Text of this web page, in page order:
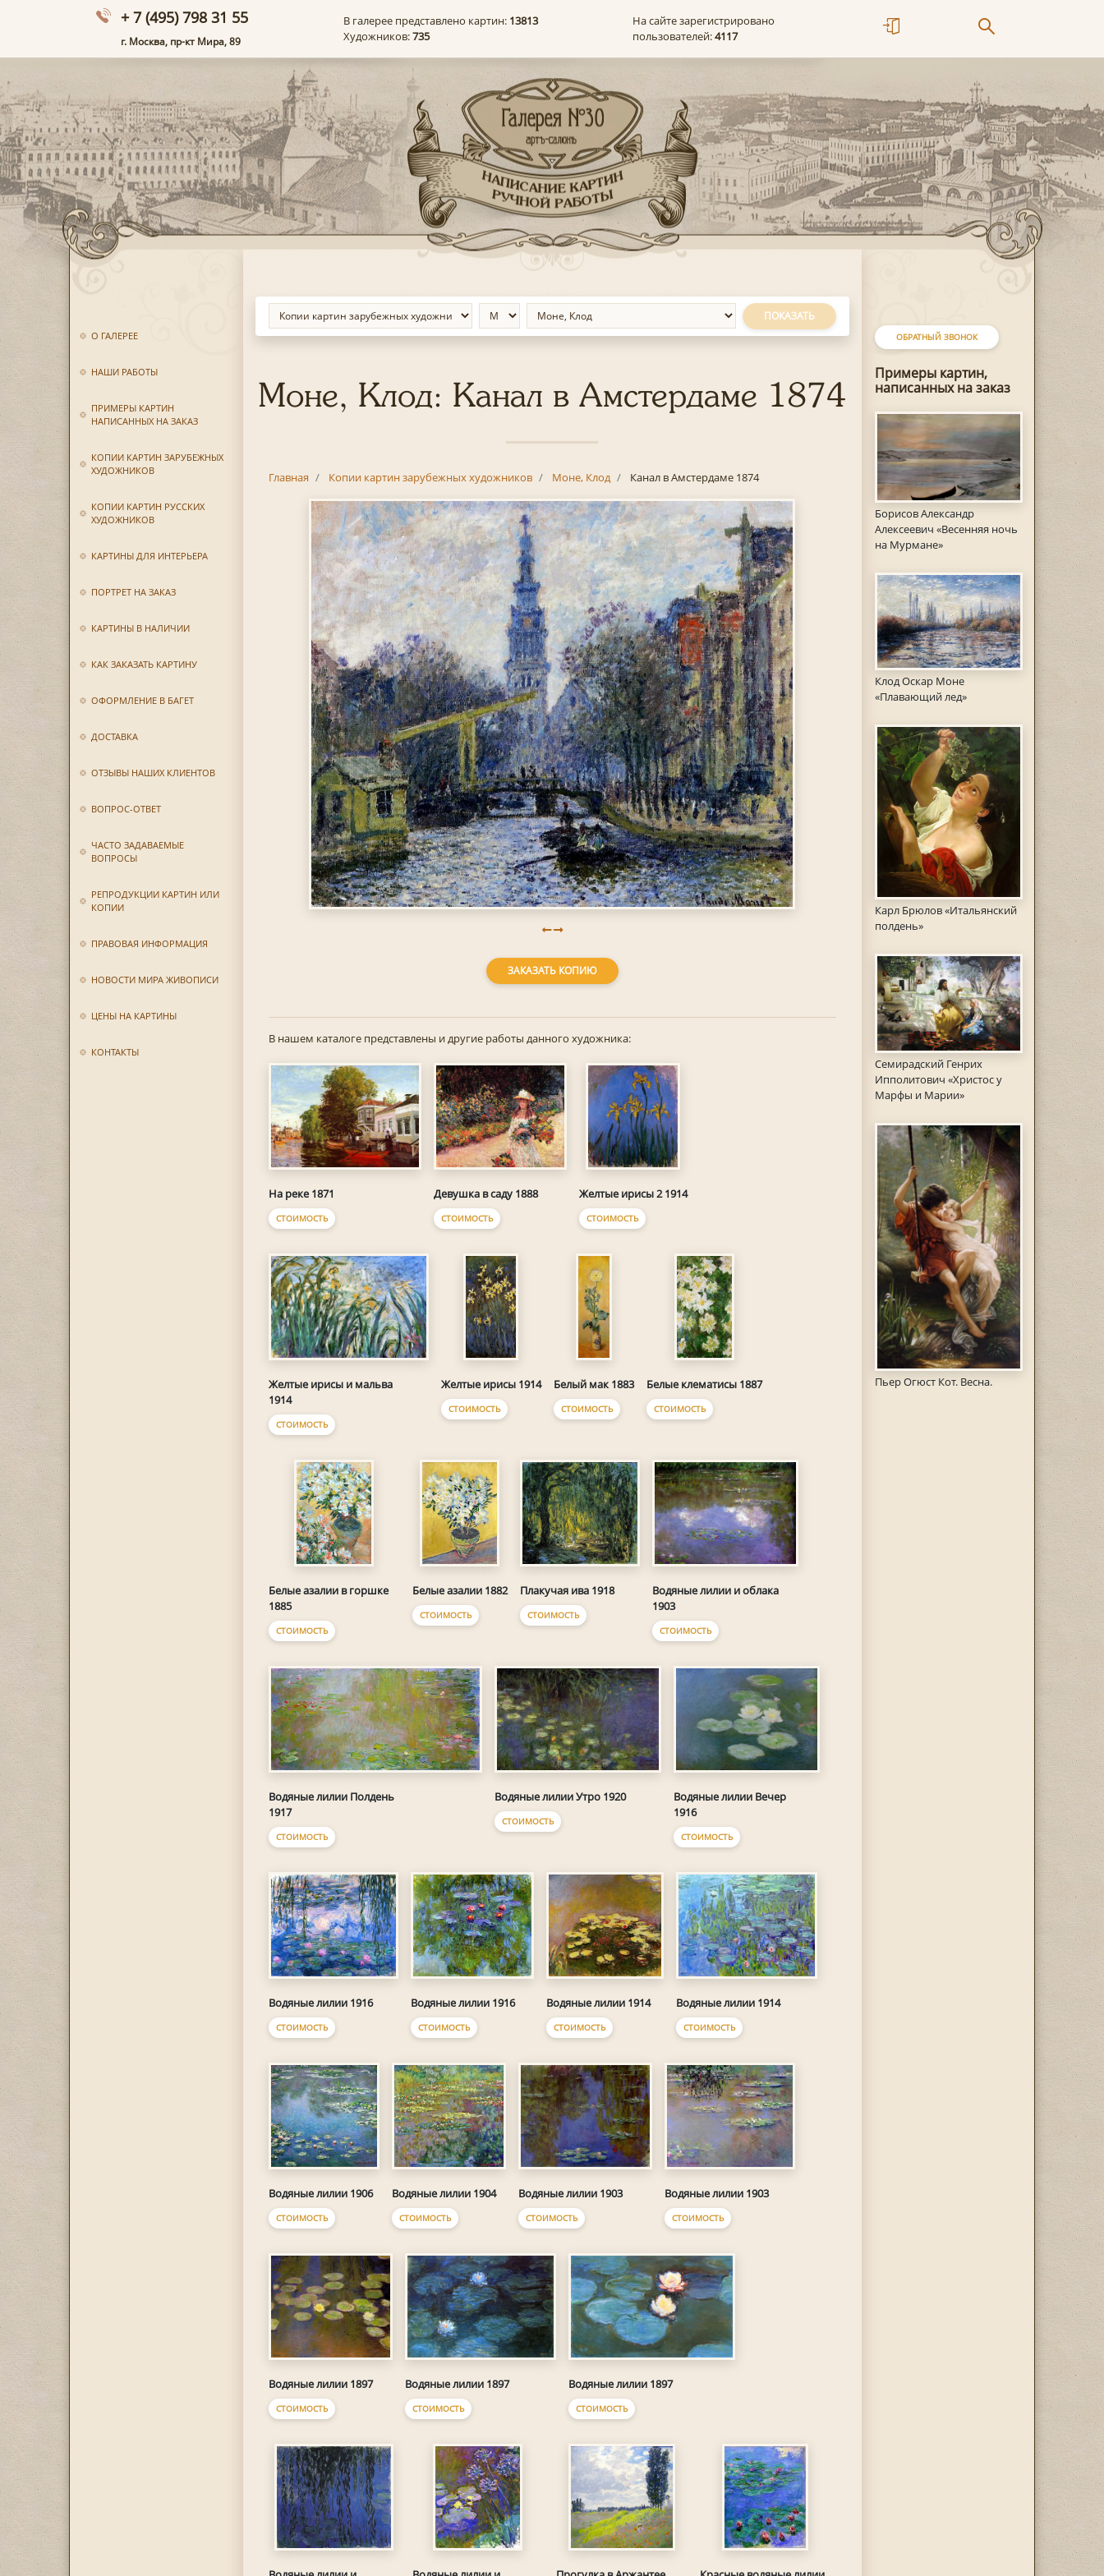
+ 7 (495) 798 31 55
г. Москва, пр-кт Мира, 89
В галерее представлено картин: 13813
Художников:735
На сайте зарегистрировано
пользователей:4117
О ГАЛЕРЕЕ
НАШИ РАБОТЫ
ПРИМЕРЫ КАРТИН
НАПИСАННЫХ НА ЗАКАЗ
КОПИИ КАРТИН ЗАРУБЕЖНЫХ
ХУДОЖНИКОВ
КОПИИ КАРТИН РУССКИХ
ХУДОЖНИКОВ
КАРТИНЫ ДЛЯ ИНТЕРЬЕРА
ПОРТРЕТ НА ЗАКАЗ
КАРТИНЫ В НАЛИЧИИ
КАК ЗАКАЗАТЬ КАРТИНУ
ОФОРМЛЕНИЕ В БАГЕТ
ДОСТАВКА
ОТЗЫВЫ НАШИХ КЛИЕНТОВ
ВОПРОС-ОТВЕТ
ЧАСТО ЗАДАВАЕМЫЕ
ВОПРОСЫ
РЕПРОДУКЦИИ КАРТИН ИЛИ
КОПИИ
ПРАВОВАЯ ИНФОРМАЦИЯ
НОВОСТИ МИРА ЖИВОПИСИ
ЦЕНЫ НА КАРТИНЫ
КОНТАКТЫ
ОБРАТНЫЙ ЗВОНОК
Примеры картин,
написанных на заказ
Борисов Александр
Алексеевич «Весенняя ночь
на Мурмане»
Клод Оскар Моне
«Плавающий лед»
Карл Брюлов «Итальянский
полдень»
Семирадский Генрих
Ипполитович «Христос у
Марфы и Марии»
Пьер Огюст Кот. Весна.
ПОКАЗАТЬ
Моне, Клод: Канал в Амстердаме 1874
Главная Копии картин зарубежных художников Моне, Клод Канал в Амстердаме 1874
ЗАКАЗАТЬ КОПИЮ
В нашем каталоге представлены и другие работы данного художника:
На реке 1871
СТОИМОСТЬ
Девушка в саду 1888
СТОИМОСТЬ
Желтые ирисы 2 1914
СТОИМОСТЬ
Желтые ирисы и мальва
1914
СТОИМОСТЬ
Желтые ирисы 1914
СТОИМОСТЬ
Белый мак 1883
СТОИМОСТЬ
Белые клематисы 1887
СТОИМОСТЬ
Белые азалии в горшке
1885
СТОИМОСТЬ
Белые азалии 1882
СТОИМОСТЬ
Плакучая ива 1918
СТОИМОСТЬ
Водяные лилии и облака
1903
СТОИМОСТЬ
Водяные лилии Полдень
1917
СТОИМОСТЬ
Водяные лилии Утро 1920
СТОИМОСТЬ
Водяные лилии Вечер
1916
СТОИМОСТЬ
Водяные лилии 1916
СТОИМОСТЬ
Водяные лилии 1916
СТОИМОСТЬ
Водяные лилии 1914
СТОИМОСТЬ
Водяные лилии 1914
СТОИМОСТЬ
Водяные лилии 1906
СТОИМОСТЬ
Водяные лилии 1904
СТОИМОСТЬ
Водяные лилии 1903
СТОИМОСТЬ
Водяные лилии 1903
СТОИМОСТЬ
Водяные лилии 1897
СТОИМОСТЬ
Водяные лилии 1897
СТОИМОСТЬ
Водяные лилии 1897
СТОИМОСТЬ